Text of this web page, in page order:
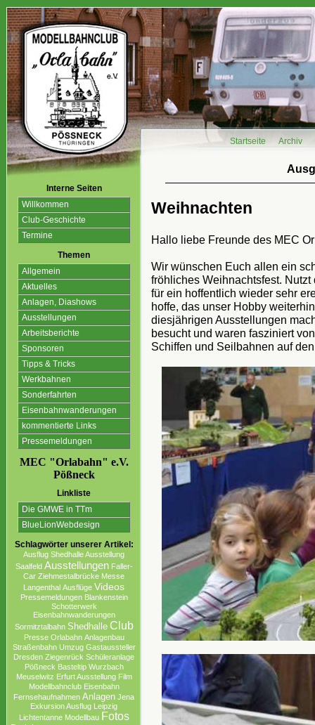
Startseite Archiv
Interne Seiten
Willkommen
Club-Geschichte
Termine
Themen
Allgemein
Aktuelles
Anlagen, Diashows
Ausstellungen
Arbeitsberichte
Sponsoren
Tipps & Tricks
Werkbahnen
Sonderfahrten
Eisenbahnwanderungen
kommentierte Links
Pressemeldungen
MEC "Orlabahn" e.V.
Pößneck
Linkliste
Die GMWE in TTm
BlueLionWebdesign
Schlagwörter unserer Artikel:
Ausflug Shedhalle Ausstellung
Saalfeld Ausstellungen Faller-
Car Ziehmestalbrücke Messe
Langenthal Ausflüge Videos
Pressemeldungen Blankenstein
Schotterwerk
Eisenbahnwanderungen
Sormitztalbahn Shedhalle Club
Presse Orlabahn Anlagenbau
Straßenbahn Umzug Gastaussteller
Dresden Ziegenrück Schüleranlage
Pößneck Basteltip Wurzbach
Meuselwitz Erfurt Ausstellung Film
Modellbahnclub Eisenbahn
Fernsehaufnahmen Anlagen Jena
Exkursion Ausflug Leipzig
Lichtentanne Modellbau Fotos
Weihnachten
Hallo liebe Freunde des MEC
Wir wünschen Euch allen ein
fröhliches Weihnachtsfest.
für ein hoffentlich wieder sehr
hoffe, das unser Hobby
diesjährigen Ausstellungen
besucht und waren fasziniert
Schiffen und Seilbahnen auf